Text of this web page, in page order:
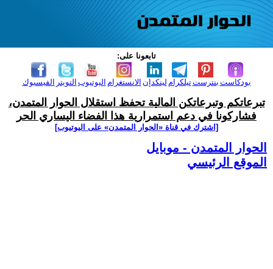
تابعونا على:
الفيسبوك التويتر اليوتيوب الانستغرام لينكدإن تيلكرامبنترست بودكاست
تبرعاتكم وتبرعاتكن المالية تحفظ استقلال الحوار المتمدن،
فشاركونا في دعم استمرارية هذا الفضاء اليساري الحر
[اشترك في قناة ‫«الحوار المتمدن» على اليوتيوب]
الحوار المتمدن - موبايل
الموقع الرئيسي